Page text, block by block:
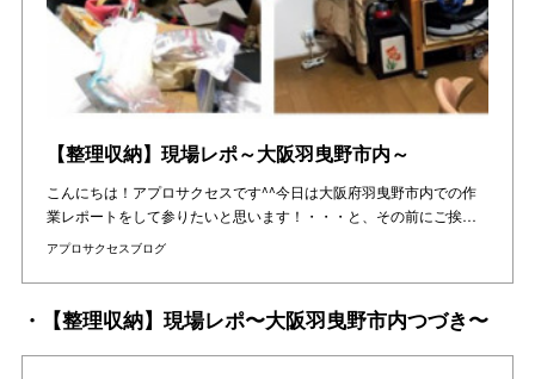
【整理収納】現場レポ～大阪羽曳野市内～
こんにちは！アプロサクセスです^^今日は大阪府羽曳野市内での作
業レポートをして参りたいと思います！・・・と、その前にご挨…
アプロサクセスブログ
・【整理収納】現場レポ〜大阪羽曳野市内つづき〜